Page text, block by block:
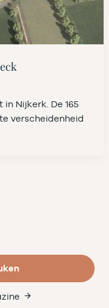
Nijkerk. De 165
verscheidenheid